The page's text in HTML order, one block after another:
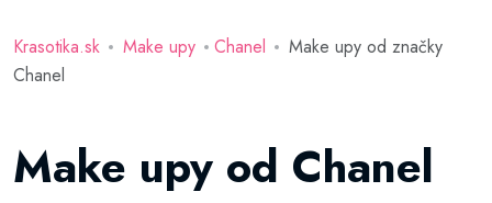
Krasotika.sk Make upy Chanel
Make upy od značky
Chanel
Make upy od Chanel